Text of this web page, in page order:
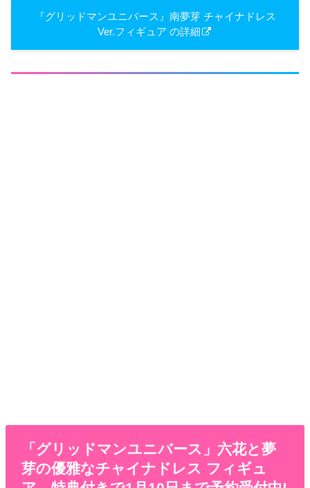
『グリッドマンユニバース』南夢芽 チャイナドレス
Ver.フィギュア の詳細
「グリッドマンユニバース」六花と夢
芽の優雅なチャイナドレス フィギュ